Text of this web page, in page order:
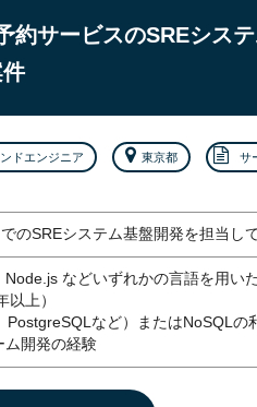
約サービスのSREシス
ドエンジニア 東京都 サ
のSREシステム基盤開発を担当し
Node.js などいずれかの言語を用い
以上）
PostgreSQLなど）またはNoSQLの
ム開発の経験